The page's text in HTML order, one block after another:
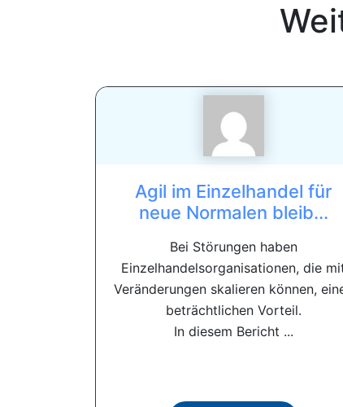
Agil im Einzelhandel für
neue Normalen bleib...
Bei Störungen haben
Einzelhandelsorganisationen, die
Veränderungen skalieren können,
beträchtlichen Vorteil.
In diesem Bericht ...